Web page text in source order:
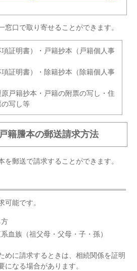
口で取り寄せることができます。
証明書）・戸籍抄本（戸籍個人事
証明書）・除籍抄本（除籍個人事
戸籍抄本・戸籍の附票の写し・住
写し等
籍謄本の郵送請求方法
を郵送で請求することができます。
可能です。
血族（祖父母・父母・子・孫）
めに請求するときは、相続関係を証明
になる場合があります。